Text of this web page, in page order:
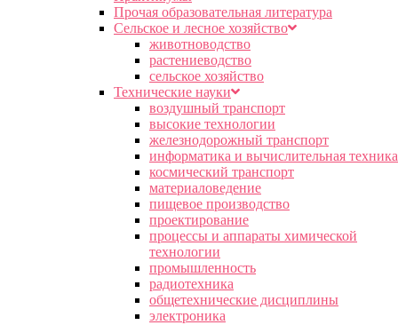
Прочая образовательная литература
Сельское и лесное хозяйство
животноводство
растениеводство
сельское хозяйство
Технические науки
воздушный транспорт
высокие технологии
железнодорожный транспорт
информатика и вычислительная техника
космический транспорт
материаловедение
пищевое производство
проектирование
процессы и аппараты химической
технологии
промышленность
радиотехника
общетехнические дисциплины
электроника